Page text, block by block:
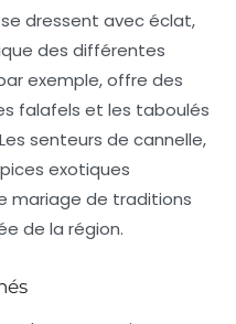
se dressent avec éclat,
des différentes
exemple, offre des
falafels et les taboulés
senteurs de cannelle,
exotiques
mariage de traditions
de la région.